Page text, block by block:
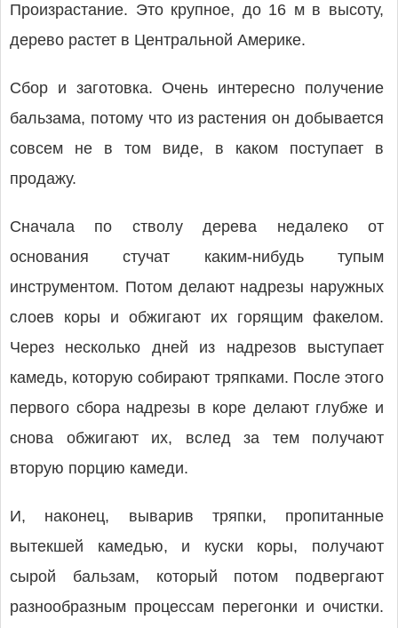
Произрастание. Это крупное, до 16 м в высоту,
дерево растет в Центральной Америке.
Сбор и заготовка. Очень интересно получение
бальзама, потому что из растения он добывается
совсем не в том виде, в каком поступает в
продажу.
Сначала по стволу дерева недалеко от
основания стучат каким-нибудь тупым
инструментом. Потом делают надрезы наружных
слоев коры и обжигают их горящим факелом.
Через несколько дней из надрезов выступает
камедь, которую собирают тряпками. После этого
первого сбора надрезы в коре делают глубже и
снова обжигают их, вслед за тем получают
вторую порцию камеди.
И, наконец, выварив тряпки, пропитанные
вытекшей камедью, и куски коры, получают
сырой бальзам, который потом подвергают
разнообразным процессам перегонки и очистки.